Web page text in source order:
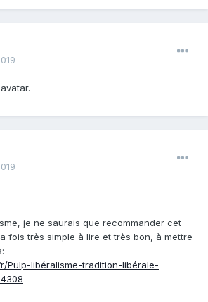
je ne saurais que recommander cet
fois très simple à lire et très bon, à mettre
Pulp-libéralisme-tradition-libérale-